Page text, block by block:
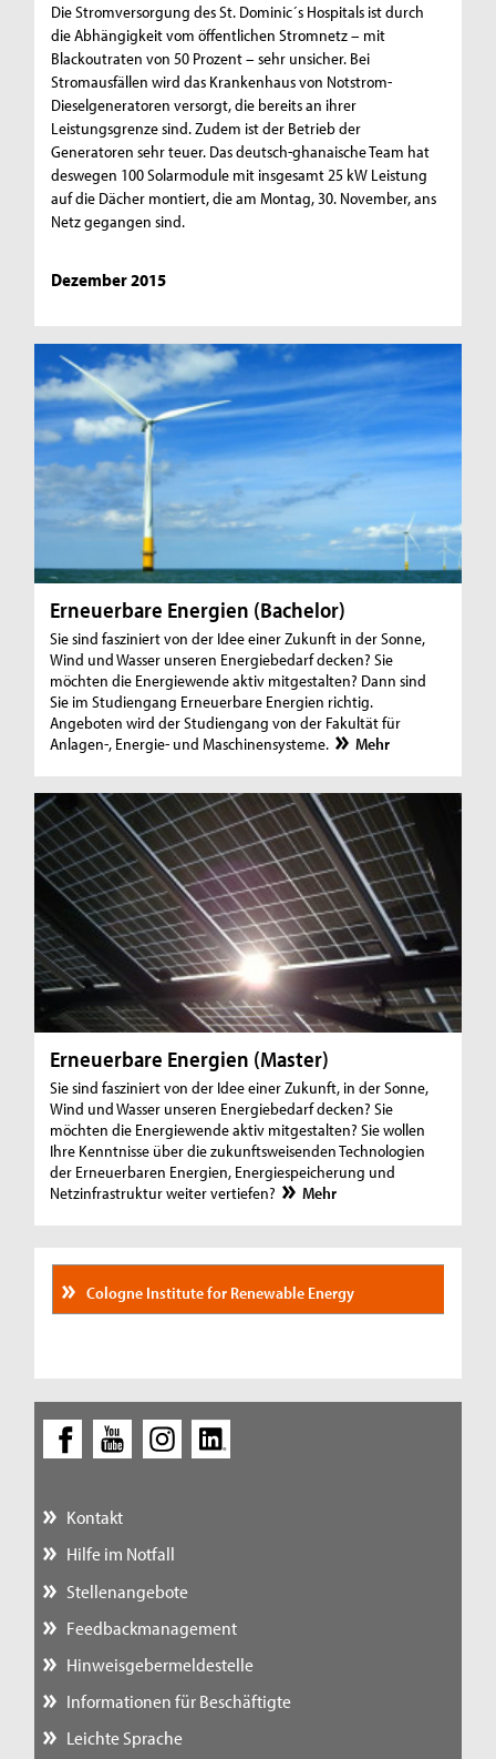
Die Stromversorgung des St. Dominic´s Hospitals ist durch
die Abhängigkeit vom öffentlichen Stromnetz – mit
Blackoutraten von 50 Prozent – sehr unsicher. Bei
Stromausfällen wird das Krankenhaus von Notstrom-
Dieselgeneratoren versorgt, die bereits an ihrer
Leistungsgrenze sind. Zudem ist der Betrieb der
Generatoren sehr teuer. Das deutsch-ghanaische Team hat
deswegen 100 Solarmodule mit insgesamt 25 kW Leistung
auf die Dächer montiert, die am Montag, 30. November, ans
Netz gegangen sind.
Dezember 2015
Erneuerbare Energien (Bachelor)
Sie sind fasziniert von der Idee einer Zukunft in der Sonne,
Wind und Wasser unseren Energiebedarf decken? Sie
möchten die Energiewende aktiv mitgestalten? Dann sind
Sie im Studiengang Erneuerbare Energien richtig.
Angeboten wird der Studiengang von der Fakultät für
Anlagen-, Energie- und Maschinensysteme.
Mehr
Erneuerbare Energien (Master)
Sie sind fasziniert von der Idee einer Zukunft, in der Sonne,
Wind und Wasser unseren Energiebedarf decken? Sie
möchten die Energiewende aktiv mitgestalten? Sie wollen
Ihre Kenntnisse über die zukunftsweisenden Technologien
der Erneuerbaren Energien, Energiespeicherung und
Netzinfrastruktur weiter vertiefen?
Mehr
Cologne Institute for Renewable Energy
Kontakt
Hilfe im Notfall
Stellenangebote
Feedbackmanagement
Hinweisgebermeldestelle
Informationen für Beschäftigte
Leichte Sprache